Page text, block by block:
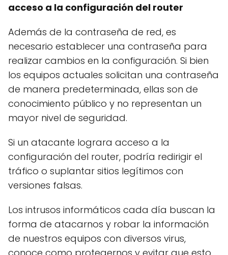
acceso a la configuración del router
Además de la contraseña de red, es
necesario establecer una contraseña para
realizar cambios en la configuración. Si bien
los equipos actuales solicitan una contraseña
de manera predeterminada, ellas son de
conocimiento público y no representan un
mayor nivel de seguridad.
Si un atacante lograra acceso a la
configuración del router, podría redirigir el
tráfico o suplantar sitios legítimos con
versiones falsas.
Los intrusos informáticos cada día buscan la
forma de atacarnos y robar la información
de nuestros equipos con diversos virus,